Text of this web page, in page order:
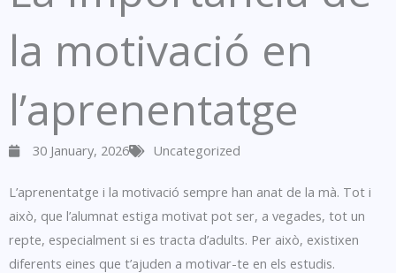
la motivació en
l’aprenentatge
30 January, 2026 Uncategorized
L’aprenentatge i la motivació sempre han anat de la mà. Tot i
això, que l’alumnat estiga motivat pot ser, a vegades, tot un
repte, especialment si es tracta d’adults. Per això, existixen
diferents eines que t’ajuden a motivar-te en els estudis.